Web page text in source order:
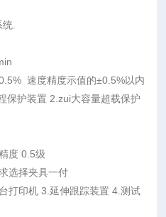
.
速度精度示值的±0.5%以内
保护装置 2.zui大容量超载保护
度 0.5级
选择夹具一付
打印机 3.延伸跟踪装置 4.测试